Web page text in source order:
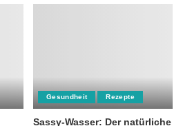
Gesundheit Rezepte
Sassy-Wasser: Der natürliche